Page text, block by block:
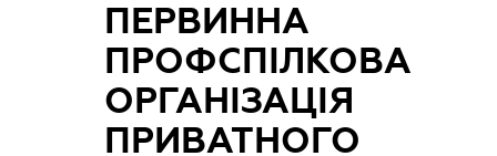
ПЕРВИННА
ПРОФСПІЛКОВА
ОРГАНІЗАЦІЯ
ПРИВАТНОГО